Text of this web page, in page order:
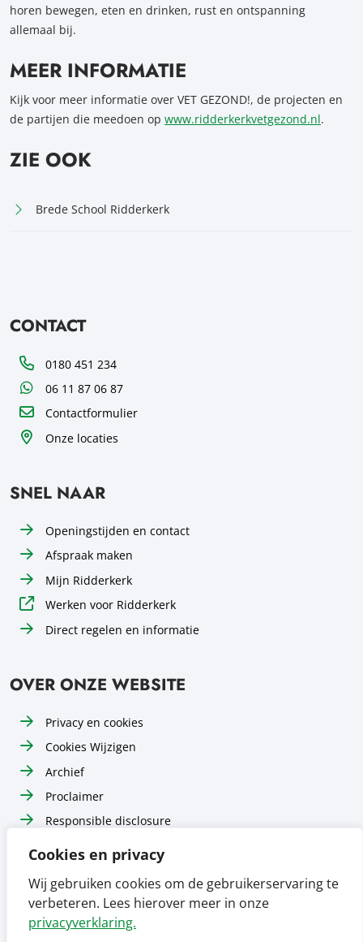
Cookies en privacy
Wij gebruiken cookies om de gebruikerservaring te
verbeteren. Lees hierover meer in onze
privacyverklaring.
horen bewegen, eten en drinken, rust en ontspanning
allemaal bij.
MEER INFORMATIE
Kijk voor meer informatie over VET GEZOND!, de projecten en
de partijen die meedoen op www.ridderkerkvetgezond.nl.
ZIE OOK
Brede School Ridderkerk
CONTACT
Telefoon0180 451 234
WhatsApp06 11 87 06 87
Contactformulier
Onze locaties
SNEL NAAR
Openingstijden en contact
Afspraak maken
Mijn Ridderkerk
Werken voor Ridderkerk
Direct regelen en informatie
OVER ONZE WEBSITE
Privacy en cookies
Cookies Wijzigen
Archief
Proclaimer
Responsible disclosure
Toegankelijkheid
Volg ons op
Instagram Volg ons op
LinkedIn